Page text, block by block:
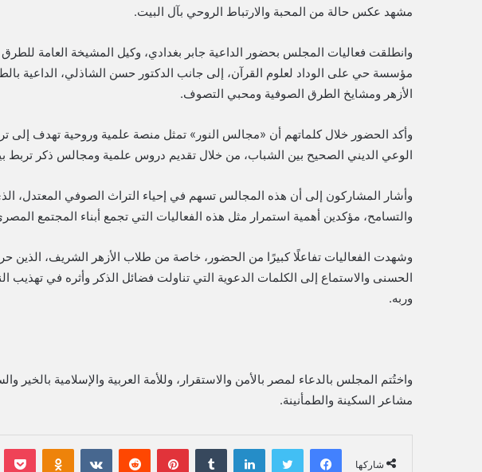
مشهد عكس حالة من المحبة والارتباط الروحي بآل البيت.
وانطلقت فعاليات المجلس بحضور الداعية جابر بغدادي، وكيل المشيخة العامة
مؤسسة حي على الوداد لعلوم القرآن، إلى جانب الدكتور حسن الشاذلي، الداعية
الأزهر ومشايخ الطرق الصوفية ومحبي التصوف.
وأكد الحضور خلال كلماتهم أن «مجالس النور» تمثل منصة علمية وروحية تهدف إلى
الوعي الديني الصحيح بين الشباب، من خلال تقديم دروس علمية ومجالس ذكر تربط
وأشار المشاركون إلى أن هذه المجالس تسهم في إحياء التراث الصوفي المعتدل،
والتسامح، مؤكدين أهمية استمرار مثل هذه الفعاليات التي تجمع أبناء المجتمع
وشهدت الفعاليات تفاعلًا كبيرًا من الحضور، خاصة من طلاب الأزهر الشريف، الذين
الحسنى والاستماع إلى الكلمات الدعوية التي تناولت فضائل الذكر وأثره في تهذيب
وربه.
واختُتم المجلس بالدعاء لمصر بالأمن والاستقرار، وللأمة العربية والإسلامية بالخير
مشاعر السكينة والطمأنينة.
شاركها
فيسبوك لينكدإن بينتيريست